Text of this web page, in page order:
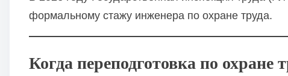
формальному стажу инженера по охране труда.
Когда переподготовка по охране